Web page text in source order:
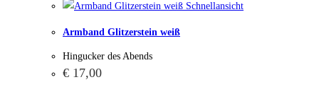
Schnellansicht
Armband Glitzerstein weiß
Hingucker des Abends
€ 17,00